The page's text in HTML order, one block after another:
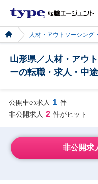
人材・アウトソーシング
山形県／人材・アウ
ーの転職・求人・中
公開中の求人 1 件
非公開求人 2 件がヒット
非公開求